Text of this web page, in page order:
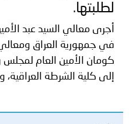
لطلبتها.
أجرى معالي السيد عبد
في جمهورية العراق
كومان الأمين العام لمجلس
إلى كلية الشرطة العراقية،